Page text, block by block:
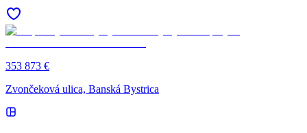
353 873 €
Zvončeková ulica, Banská Bystrica